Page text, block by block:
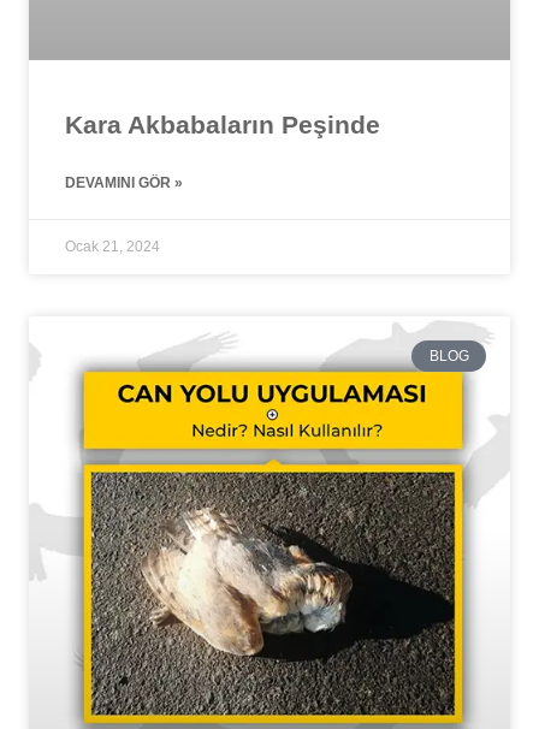
Kara Akbabaların Peşinde
DEVAMINI GÖR »
Ocak 21, 2024
BLOG